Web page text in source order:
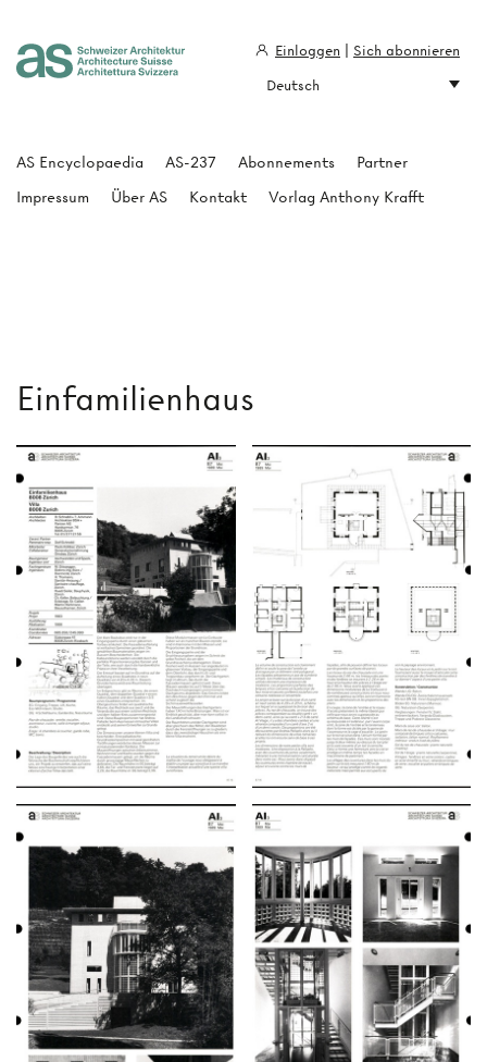
Einfamilienhaus
AS Encyclopaedia AS-237 Abonnements
Partner
Impressum
Über AS Kontakt Vorlag Anthony Krafft
Einloggen
Sich abonnieren
Deutsch